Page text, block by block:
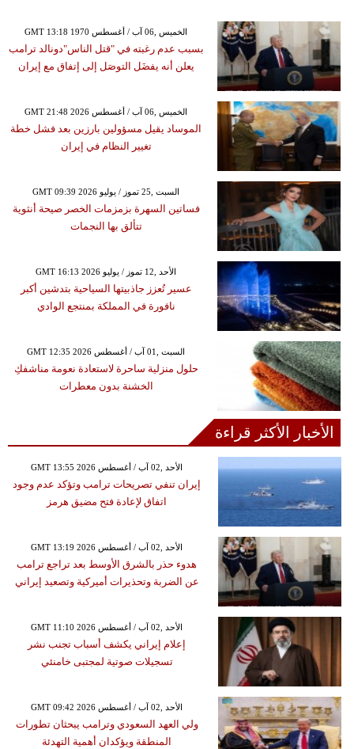
GMT 13:18 1970 الخميس ,06 آب / أغسطس
بسبب عدم رغبته في "قتل الناس"دونالد ترامب
يعلن أنه يفضَل التوصَل إلى إتفاق مع إيران
GMT 21:48 2026 الخميس ,06 آب / أغسطس
الموساد يقيل مسؤولين بارزين بعد فشل خطة
تغيير النظام في إيران
GMT 09:39 2026 السبت ,25 تموز / يوليو
فساتين السهرة بزمزمات الخصر صيحة أنثوية
تتألق بها النجمات
GMT 16:13 2026 الأحد ,12 تموز / يوليو
عسير تُعزز جاذبيتها السياحية بتدشين أكبر
نافورة في المملكة بمنتجع الوادي
GMT 12:35 2026 السبت ,01 آب / أغسطس
حلول منزلية ساحرة لاستعادة نعومة مناشفكِ
الخشنة بدون معطرات
الأخبار الأكثر قراءة
GMT 13:55 2026 الأحد ,02 آب / أغسطس
إيران تنفي تصريحات ترامب وتؤكد عدم وجود
اتفاق لإعادة فتح مضيق هرمز
GMT 13:19 2026 الأحد ,02 آب / أغسطس
هدوء حذر بالشرق الأوسط بعد تراجع ترامب
عن الضربة وتحذيرات أميركية وتصعيد إيراني
GMT 11:10 2026 الأحد ,02 آب / أغسطس
إعلام إيراني يكشف أسباب تجنب نشر
تسجيلات صوتية لمجتبى خامنئي
GMT 09:42 2026 الأحد ,02 آب / أغسطس
ولي العهد السعودي وترامب يبحثان تطورات
المنطقة ويؤكدان أهمية التهدئة